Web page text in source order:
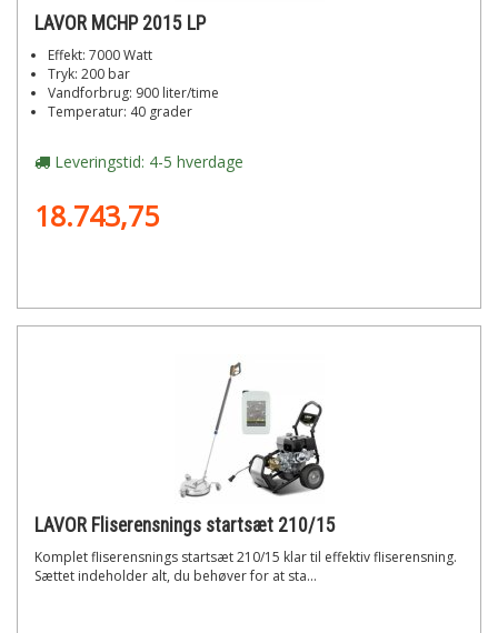
LAVOR MCHP 2015 LP
Effekt: 7000 Watt
Tryk: 200 bar
Vandforbrug: 900 liter/time
Temperatur: 40 grader
Leveringstid: 4-5 hverdage
18.743,75
LAVOR Fliserensnings startsæt 210/15
Komplet fliserensnings startsæt 210/15 klar til effektiv fliserensning.
Sættet indeholder alt, du behøver for at sta...